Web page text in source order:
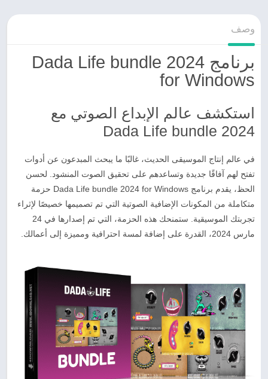
وصف
برنامج Dada Life bundle 2024
for Windows
استكشف عالم الإبداع الصوتي مع
Dada Life bundle 2024
في عالم إنتاج الموسيقى الحديث، غالبًا ما يبحث المبدعون عن أدوات
تفتح لهم آفاقًا جديدة وتساعدهم على تحقيق الصوت المنشود. لحسن
الحظ، يقدم برنامج Dada Life bundle 2024 for Windows حزمة
متكاملة من المكونات الإضافية الصوتية التي تم تصميمها خصيصًا لإثراء
تجربتك الموسيقية. ستمنحك هذه الحزمة، التي تم إصدارها في 24
مارس 2024، القدرة على إضافة لمسة احترافية ومميزة إلى أعمالك.